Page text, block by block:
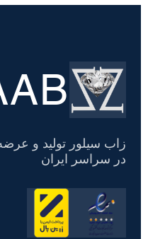
تسویه
حساب
زاب سیلور تولید و
در سراسر ایران